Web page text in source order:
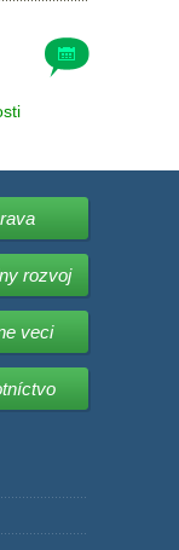
rozvoj
veci